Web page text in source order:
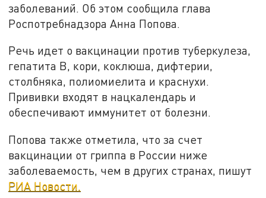
заболеваний. Об этом сообщила глава
Роспотребнадзора Анна Попова.
Речь идет о вакцинации против туберкулеза,
гепатита B, кори, коклюша, дифтерии,
столбняка, полиомиелита и краснухи.
Прививки входят в нацкалендарь и
обеспечивают иммунитет от болезни.
Попова также отметила, что за счет
вакцинации от гриппа в России ниже
заболеваемость, чем в других странах, пишут
РИА Новости.